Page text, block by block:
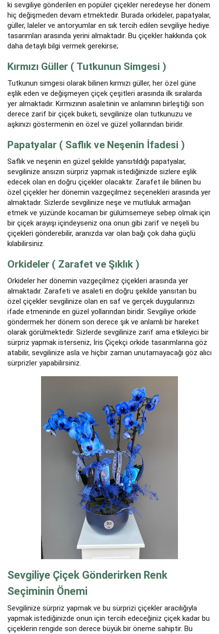
ki sevgiliye gönderilen en popüler çiçekler neredeyse her dönem
hiç değişmeden devam etmektedir. Burada orkideler, papatyalar,
güller, laleler ve antoryumlar en sık tercih edilen sevgiliye hediye
tasarımları arasında yerini almaktadır. Bu çiçekler hakkında çok
daha detaylı bilgi vermek gerekirse;
Kırmızı Güller ( Tutkunun Simgesi )
Tutkunun simgesi olarak bilinen kırmızı güller, her özel güne
eşlik eden ve değişmeyen çiçek çeşitleri arasında ilk sıralarda
yer almaktadır. Kırmızının asaletinin ve anlamının birleştiği son
derece zarif bir çiçek buketi, sevgilinize olan tutkunuzu ve
aşkınızı göstermenin en özel ve güzel yollarından biridir.
Papatyalar ( Saflık ve Neşenin İfadesi )
Saflık ve neşenin en güzel şekilde yansıtıldığı papatyalar,
sevgilinize ansızın sürpriz yapmak istediğinizde sizlere eşlik
edecek olan en doğru çiçekler olacaktır. Zarafet ile bilinen bu
özel çiçekler her dönemin vazgeçilmez seçenekleri arasında yer
almaktadır. Sizlerde sevgilinize neşe ve mutluluk armağan
etmek ve yüzünde kocaman bir gülümsemeye sebep olmak için
bir çiçek arayışı içindeyseniz ona onun gibi zarif ve neşeli bu
çiçekleri gönderebilir, aranızda var olan bağı çok daha güçlü
kılabilirsiniz.
Orkideler ( Zarafet ve Şıklık )
Orkideler her dönemin vazgeçilmez çiçekleri arasında yer
almaktadır. Zarafeti ve asaleti en doğru şekilde yansıtan bu
özel çiçekler sevgilinize olan en saf ve gerçek duygularınızı
ifade etmeninde en güzel yollarından biridir. Sevgiliye orkide
göndermek her dönem son derece şık ve anlamlı bir hareket
olarak görülmektedir. Sizlerde sevgilinize zarif ama etkileyici bir
sürpriz yapmak isterseniz, İris Çiçekçi orkide tasarımlarına göz
atabilir, sevgilinize asla ve hiçbir zaman unutamayacağı göz alıcı
sürprizler yapabilirsiniz.
Sevgiliye Çiçek Gönderirken Renk
Seçiminin Önemi
Sevgilinize sürpriz yapmak ve bu sürprizi çiçekler aracılığıyla
yapmak istediğinizde onun için tercih edeceğiniz çiçek kadar bu
çiçeklerin rengide son derece büyük bir öneme sahiptir. Bu